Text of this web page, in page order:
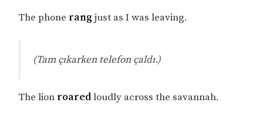
The phone rangjust as I was leaving.
(Tam çıkarken telefon çaldı.)
The lion roaredloudly across the savannah.